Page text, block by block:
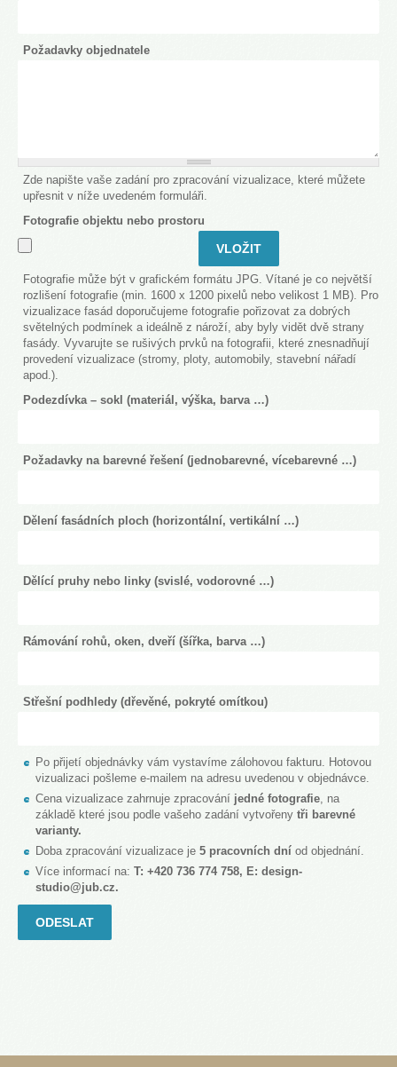
Požadavky objednatele
Zde napište vaše zadání pro zpracování vizualizace, které můžete
upřesnit v níže uvedeném formuláři.
Fotografie objektu nebo prostoru
Fotografie může být v grafickém formátu JPG. Vítané je co největší
rozlišení fotografie (min. 1600 x 1200 pixelů nebo velikost 1 MB). Pro
vizualizace fasád doporučujeme fotografie pořizovat za dobrých
světelných podmínek a ideálně z nároží, aby byly vidět dvě strany
fasády. Vyvarujte se rušivých prvků na fotografii, které znesnadňují
provedení vizualizace (stromy, ploty, automobily, stavební nářadí
apod.).
Podezdívka – sokl (materiál, výška, barva …)
Požadavky na barevné řešení (jednobarevné, vícebarevné …)
Dělení fasádních ploch (horizontální, vertikální …)
Dělící pruhy nebo linky (svislé, vodorovné …)
Rámování rohů, oken, dveří (šířka, barva …)
Střešní podhledy (dřevěné, pokryté omítkou)
Po přijetí objednávky vám vystavíme zálohovou fakturu. Hotovou
vizualizaci pošleme e-mailem na adresu uvedenou v objednávce.
Cena vizualizace zahrnuje zpracování jedné fotografie, na
základě které jsou podle vašeho zadání vytvořeny tři barevné
varianty.
Doba zpracování vizualizace je 5 pracovních dní od objednání.
Více informací na: T: +420 736 774 758, E: design-
studio@jub.cz.